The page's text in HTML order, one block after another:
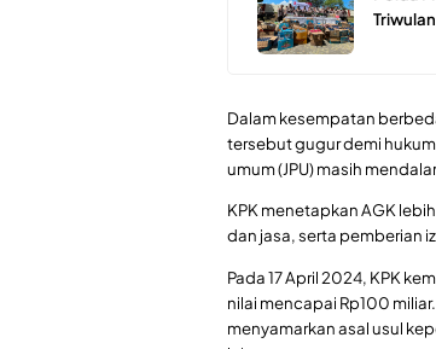
Dalam kesempatan
tersebut gugur demi
umum (JPU) masih
KPK menetapkan AGK
dan jasa, serta pemberian
Pada 17 April 2024, KPK
nilai mencapai Rp100
menyamarkan asal usul